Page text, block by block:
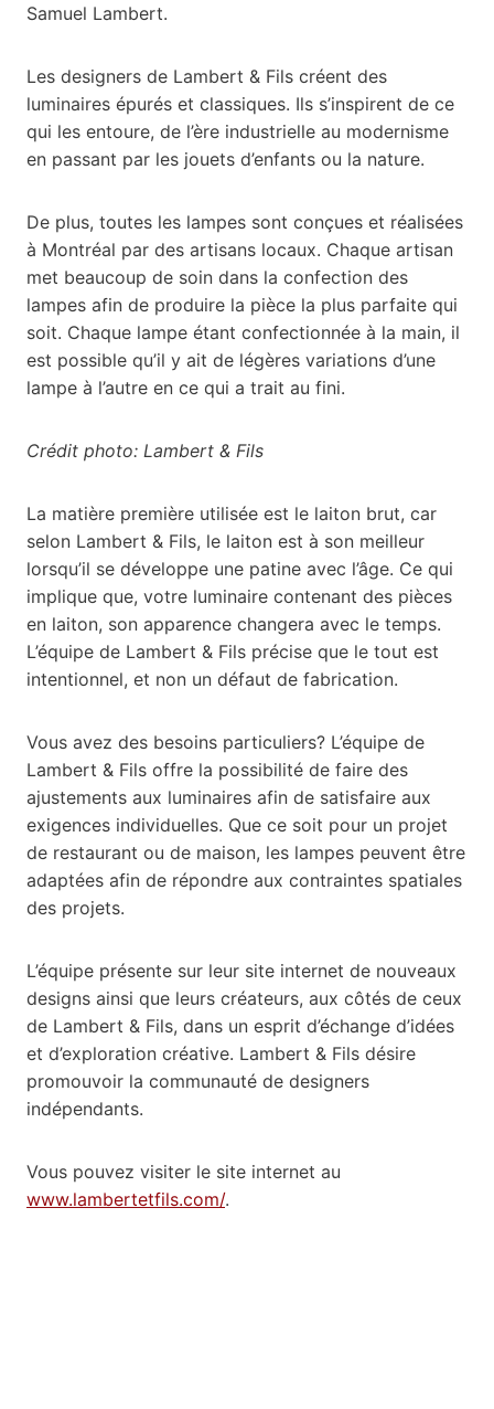
Samuel Lambert.
Les designers de Lambert & Fils créent des
luminaires épurés et classiques. Ils s’inspirent de ce
qui les entoure, de l’ère industrielle au modernisme
en passant par les jouets d’enfants ou la nature.
De plus, toutes les lampes sont conçues et réalisées
à Montréal par des artisans locaux. Chaque artisan
met beaucoup de soin dans la confection des
lampes afin de produire la pièce la plus parfaite qui
soit. Chaque lampe étant confectionnée à la main, il
est possible qu’il y ait de légères variations d’une
lampe à l’autre en ce qui a trait au fini.
Crédit photo: Lambert & Fils
La matière première utilisée est le laiton brut, car
selon Lambert & Fils, le laiton est à son meilleur
lorsqu’il se développe une patine avec l’âge. Ce qui
implique que, votre luminaire contenant des pièces
en laiton, son apparence changera avec le temps.
L’équipe de Lambert & Fils précise que le tout est
intentionnel, et non un défaut de fabrication.
Vous avez des besoins particuliers? L’équipe de
Lambert & Fils offre la possibilité de faire des
ajustements aux luminaires afin de satisfaire aux
exigences individuelles. Que ce soit pour un projet
de restaurant ou de maison, les lampes peuvent être
adaptées afin de répondre aux contraintes spatiales
des projets.
L’équipe présente sur leur site internet de nouveaux
designs ainsi que leurs créateurs, aux côtés de ceux
de Lambert & Fils, dans un esprit d’échange d’idées
et d’exploration créative. Lambert & Fils désire
promouvoir la communauté de designers
indépendants.
Vous pouvez visiter le site internet au
www.lambertetfils.com/.